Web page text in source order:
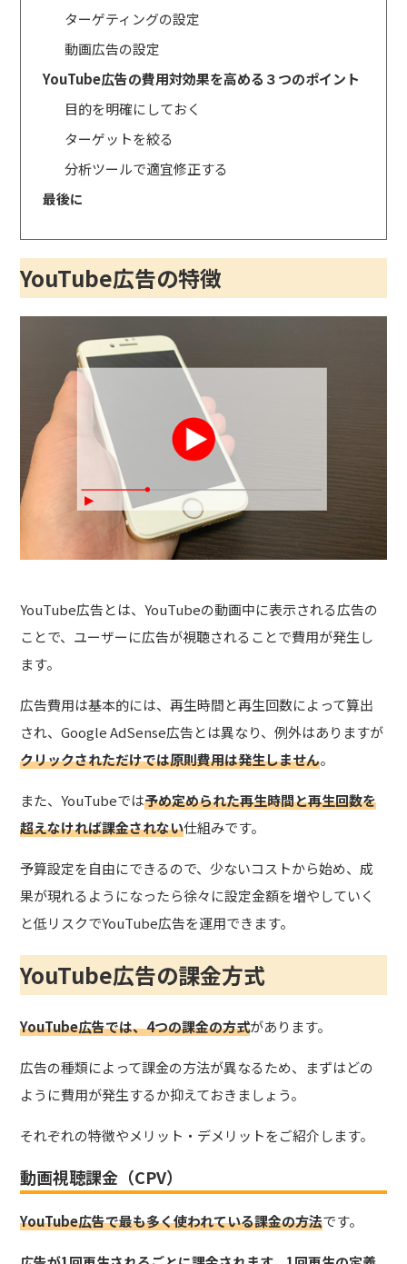
ターゲティングの設定
動画広告の設定
YouTube広告の費用対効果を高める３つのポイント
目的を明確にしておく
ターゲットを絞る
分析ツールで適宜修正する
最後に
YouTube広告の特徴
YouTube広告とは、YouTubeの動画中に表示される広告の
ことで、ユーザーに広告が視聴されることで費用が発生し
ます。
広告費用は基本的には、再生時間と再生回数によって算出
され、Google AdSense広告とは異なり、例外はありますが
クリックされただけでは原則費用は発生しません。
また、YouTubeでは予め定められた再生時間と再生回数を
超えなければ課金されない仕組みです。
予算設定を自由にできるので、少ないコストから始め、成
果が現れるようになったら徐々に設定金額を増やしていく
と低リスクでYouTube広告を運用できます。
YouTube広告の課金方式
YouTube広告では、4つの課金の方式があります。
広告の種類によって課金の方法が異なるため、まずはどの
ように費用が発生するか抑えておきましょう。
それぞれの特徴やメリット・デメリットをご紹介します。
動画視聴課金（CPV）
YouTube広告で最も多く使われている課金の方法です。